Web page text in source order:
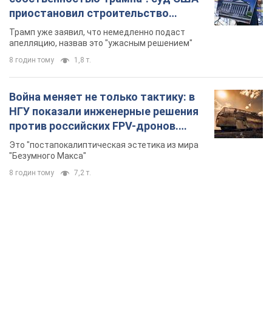
приостановил строительство
бального зала стоимостью 400 млн
долларов
Трамп уже заявил, что немедленно подаст
апелляцию, назвав это "ужасным решением"
8 годин тому 1,8 т.
Война меняет не только тактику: в
НГУ показали инженерные решения
против российских FPV-дронов.
Фото
Это "постапокалиптическая эстетика из мира
"Безумного Макса"
8 годин тому 7,2 т.